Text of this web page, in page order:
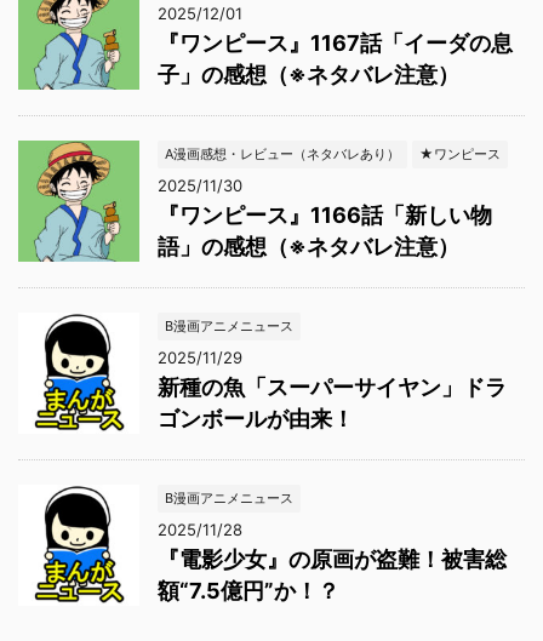
2025/12/01
『ワンピース』1167話「イーダの息
子」の感想（※ネタバレ注意）
A漫画感想・レビュー（ネタバレあり） ★ワンピース
2025/11/30
『ワンピース』1166話「新しい物
語」の感想（※ネタバレ注意）
B漫画アニメニュース
2025/11/29
新種の魚「スーパーサイヤン」ドラ
ゴンボールが由来！
B漫画アニメニュース
2025/11/28
『電影少女』の原画が盗難！被害総
額“7.5億円”か！？